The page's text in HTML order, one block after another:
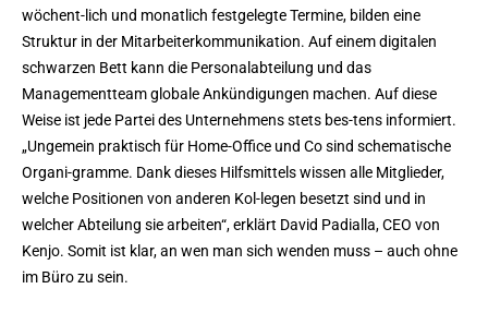
wöchent-lich und monatlich festgelegte Termine, bilden eine
Struktur in der Mitarbeiterkommunikation. Auf einem digitalen
schwarzen Bett kann die Personalabteilung und das
Managementteam globale Ankündigungen machen. Auf diese
Weise ist jede Partei des Unternehmens stets bes-tens informiert.
„Ungemein praktisch für Home-Office und Co sind schematische
Organi-gramme. Dank dieses Hilfsmittels wissen alle Mitglieder,
welche Positionen von anderen Kol-legen besetzt sind und in
welcher Abteilung sie arbeiten“, erklärt David Padialla, CEO von
Kenjo. Somit ist klar, an wen man sich wenden muss – auch ohne
im Büro zu sein.